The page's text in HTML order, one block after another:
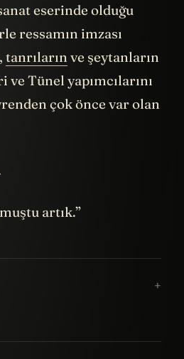
eserinde olduğu
ressamın imzası
tanrıların ve şeytanların
Tünel yapımcılarını
çok önce var olan
artık.”